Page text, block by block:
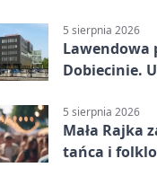
5 sierpnia 2026
Lawendowa
Dobiecinie.
5 sierpnia 2026
Mała Rajka
tańca i